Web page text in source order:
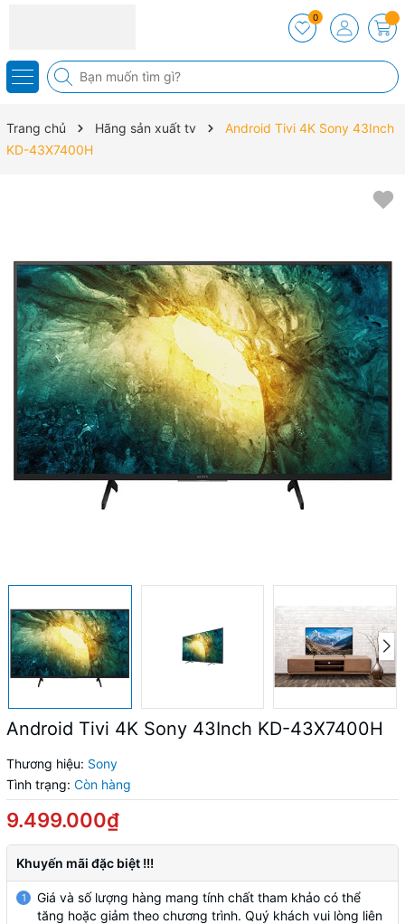
0
Trang chủ Hãng sản xuất tv
Android Tivi 4K Sony 43Inch
KD-43X7400H
Android Tivi 4K Sony 43Inch KD-43X7400H
Thương hiệu: Sony
Tình trạng: Còn hàng
9.499.000₫
Khuyến mãi đặc biệt !!!
1
Giá và số lượng hàng mang tính chất tham khảo có thể
tăng hoặc giảm theo chương trình. Quý khách vui lòng liên